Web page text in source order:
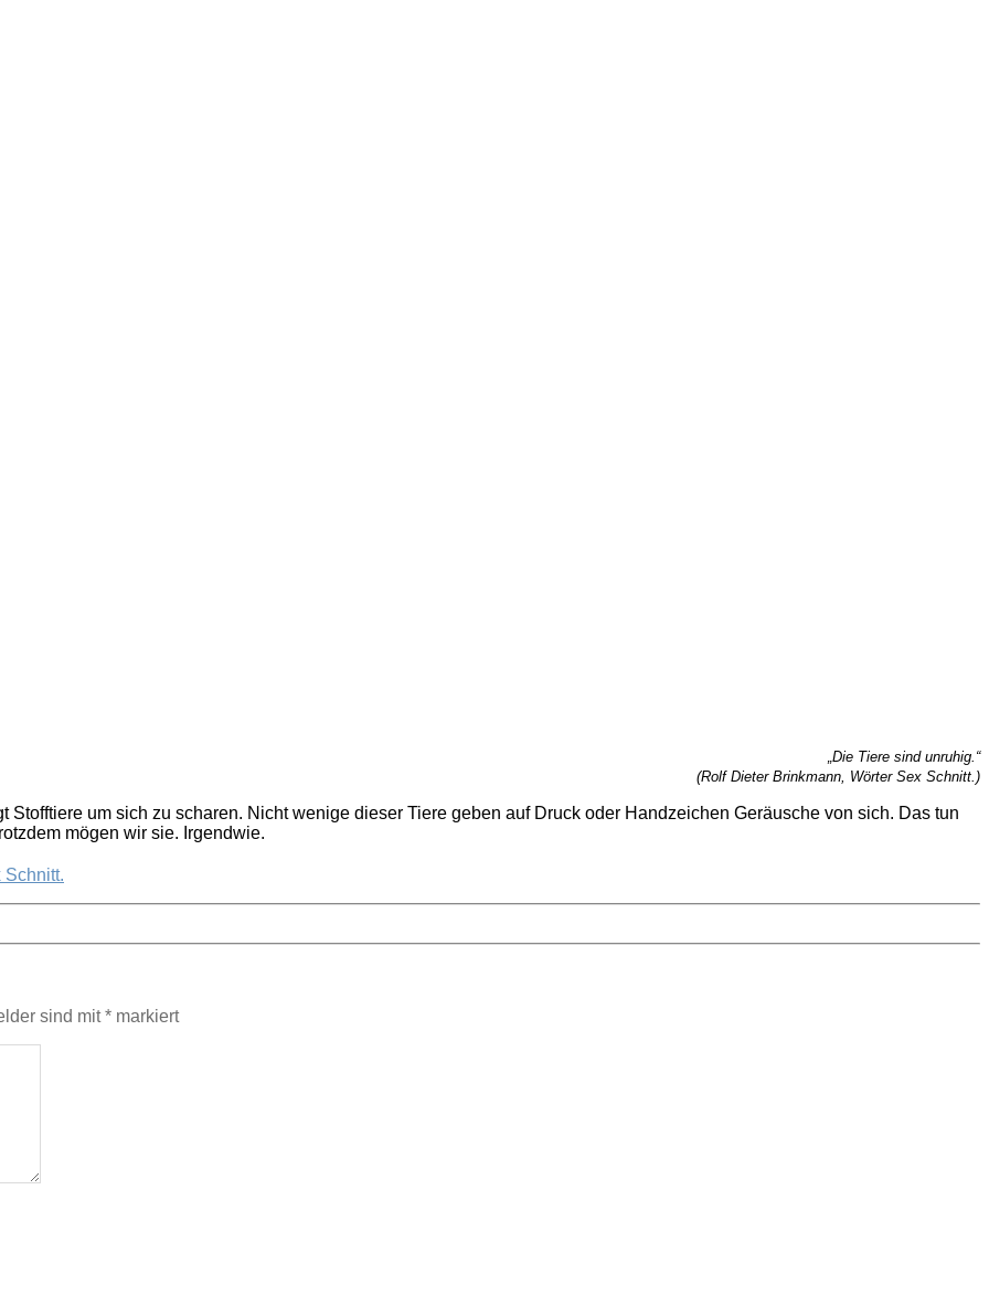
„Die Tiere sind unruhig.“
(Rolf Dieter Brinkmann, Wörter Sex Schnitt.)
um sich zu scharen. Nicht wenige dieser Tiere geben auf Druck oder Handzeichen Geräusche von sich. Das tun
mögen wir sie. Irgendwie.
Schnitt.
sind mit* markiert